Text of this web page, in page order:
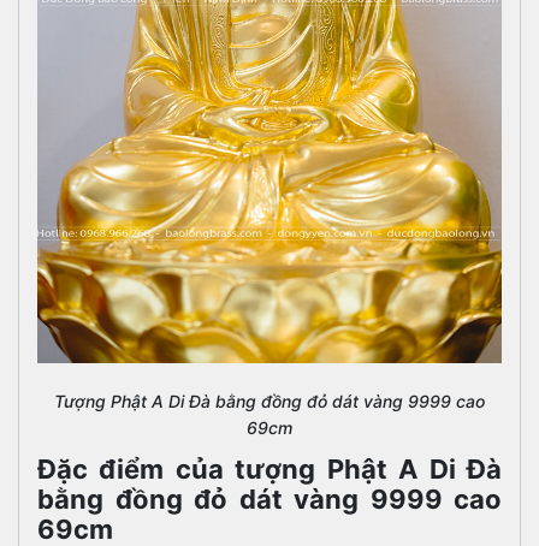
Tượng Phật A Di Đà bằng đồng đỏ dát vàng 9999 cao
69cm
Đặc điểm của tượng Phật A Di Đà
bằng đồng đỏ dát vàng 9999 cao
69cm